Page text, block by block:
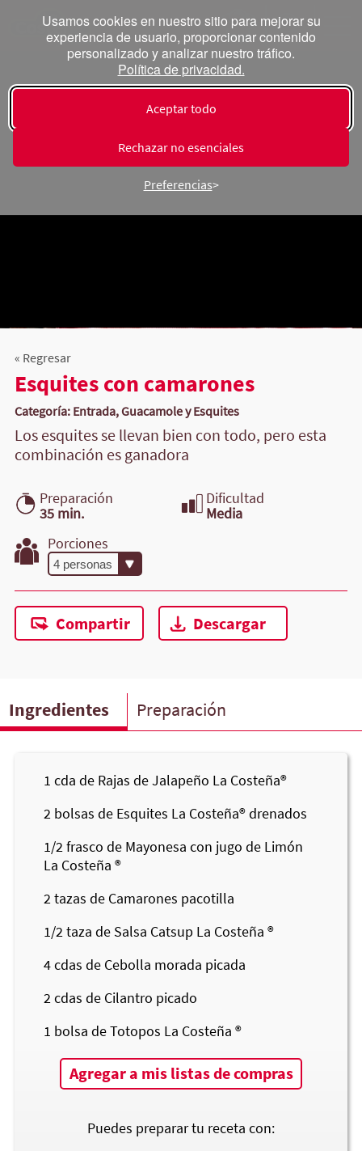
Usamos cookies en nuestro sitio para mejorar su
experiencia de usuario, proporcionar contenido
personalizado y analizar nuestro tráfico.
Política de privacidad.
Aceptar todo
Rechazar no esenciales
Preferencias
« Regresar
Esquites con camarones
Categoría: Entrada, Guacamole y Esquites
Los esquites se llevan bien con todo, pero esta
combinación es ganadora
Preparación
35 min.
Dificultad
Media
Porciones
Compartir Descargar
Ingredientes Preparación
1 cda de Rajas de Jalapeño La Costeña®
2 bolsas de Esquites La Costeña®drenados
1/2frasco de Mayonesa con jugo de Limón
La Costeña ®
2tazas de Camarones pacotilla
1/2taza de Salsa Catsup La Costeña ®
4cdas de Cebolla morada picada
2cdas de Cilantro picado
1 bolsa de Totopos La Costeña ®
Agregar a mis listas de compras
Puedes preparar tu receta con: